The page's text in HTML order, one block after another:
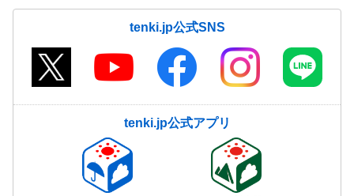
tenki.jp公式SNS
tenki.jp公式アプリ